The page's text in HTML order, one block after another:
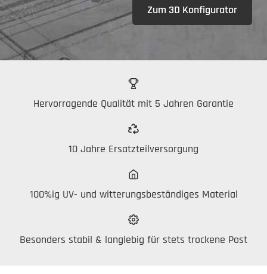
Zum 3D Konfigurator
Hervorragende Qualität mit 5 Jahren Garantie
10 Jahre Ersatzteilversorgung
100%ig UV- und witterungsbeständiges Material
Besonders stabil & langlebig für stets trockene Post